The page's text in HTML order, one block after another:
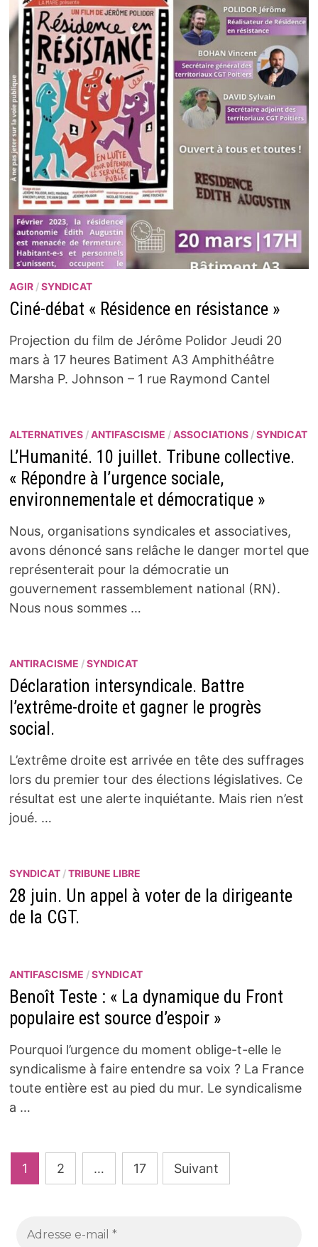
AGIR/SYNDICAT
Ciné-débat « Résidence en résistance »
Projection du film de Jérôme Polidor Jeudi 20
mars à 17 heures Batiment A3 Amphithéâtre
Marsha P. Johnson – 1 rue Raymond Cantel
ALTERNATIVES/ANTIFASCISME /ASSOCIATIONS/SYNDICAT
L’Humanité. 10 juillet. Tribune collective.
« Répondre à l’urgence sociale,
environnementale et démocratique »
Nous, organisations syndicales et associatives,
avons dénoncé sans relâche le danger mortel que
représenterait pour la démocratie un
gouvernement rassemblement national (RN).
Nous nous sommes …
ANTIRACISME /SYNDICAT
Déclaration intersyndicale. Battre
l’extrême-droite et gagner le progrès
social.
L’extrême droite est arrivée en tête des suffrages
lors du premier tour des élections législatives. Ce
résultat est une alerte inquiétante. Mais rien n’est
joué. …
SYNDICAT/TRIBUNE LIBRE
28 juin. Un appel à voter de la dirigeante
de la CGT.
ANTIFASCISME /SYNDICAT
Benoît Teste : « La dynamique du Front
populaire est source d’espoir »
Pourquoi l’urgence du moment oblige-t-elle le
syndicalisme à faire entendre sa voix ? La France
toute entière est au pied du mur. Le syndicalisme
a …
Pagination
des
1 2 … 17 Suivant